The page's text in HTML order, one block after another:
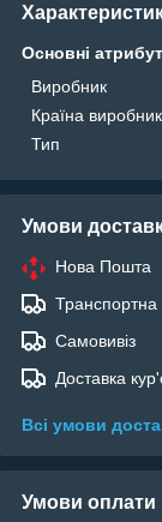
Основні
Виробник
Країна виробник
Тип
Умови
Нова Пошта
Транспортна
Самовивіз
Доставка
Всі умови
Умови оплати